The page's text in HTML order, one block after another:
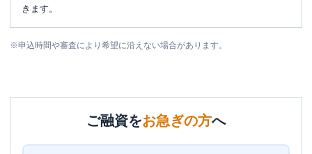
きます。
※申込時間や審査により希望に沿えない場合があります。
ご融資をお急ぎの方へ